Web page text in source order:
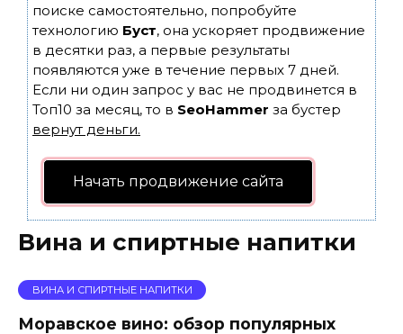
поиске самостоятельно, попробуйте
технологию Буст, она ускоряет продвижение
в десятки раз, а первые результаты
появляются уже в течение первых 7 дней.
Если ни один запрос у вас не продвинется в
Топ10 за месяц, то в SeoHammer за бустер
вернут деньги.
Начать продвижение сайта
Вина и спиртные напитки
ВИНА И СПИРТНЫЕ НАПИТКИ
Моравское вино: обзор популярных